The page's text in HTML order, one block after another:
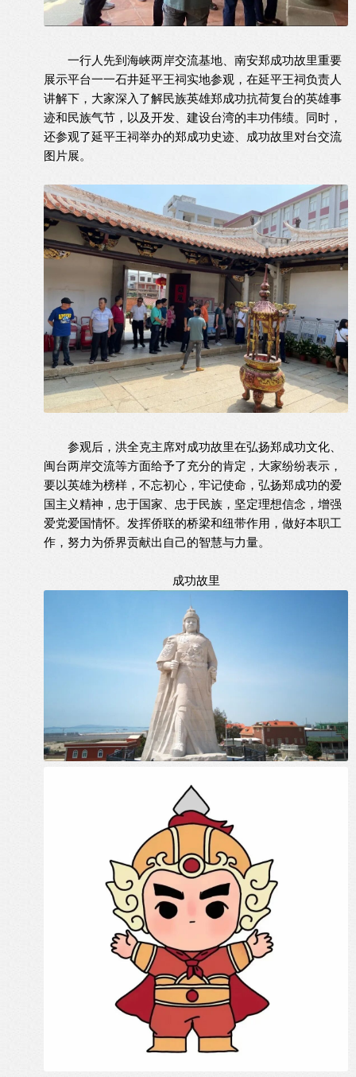
一行人先到海峡两岸交流基地、南安郑成功故里重要
展示平台一一石井延平王祠实地参观，在延平王祠负责人
讲解下，大家深入了解民族英雄郑成功抗荷复台的英雄事
迹和民族气节，以及开发、建设台湾的丰功伟绩。同时，
还参观了延平王祠举办的郑成功史迹、成功故里对台交流
图片展。
参观后，洪全克主席对成功故里在弘扬郑成功文化、
闽台两岸交流等方面给予了充分的肯定，大家纷纷表示，
要以英雄为榜样，不忘初心，牢记使命，弘扬郑成功的爱
国主义精神，忠于国家、忠于民族，坚定理想信念，增强
爱党爱国情怀。发挥侨联的桥梁和纽带作用，做好本职工
作，努力为侨界贡献出自己的智慧与力量。
成功故里